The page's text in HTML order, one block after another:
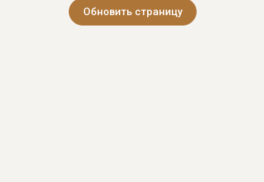
Обновить страницу